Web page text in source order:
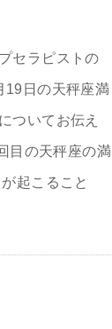
セラピストの
19日の天秤座満
ついてお伝え
目の天秤座の満
起こること